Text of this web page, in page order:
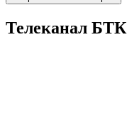
Телеканал БТК